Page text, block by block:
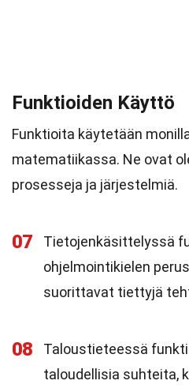
Funktioiden Käyttö
Funktioita käytetään
matematiikassa. Ne ovat
prosesseja ja järjestelmiä.
07
Tietojenkäsittelyssä
ohjelmointikielen
suorittavat tiettyjä
08
Taloustieteessä
taloudellisia suhteita,